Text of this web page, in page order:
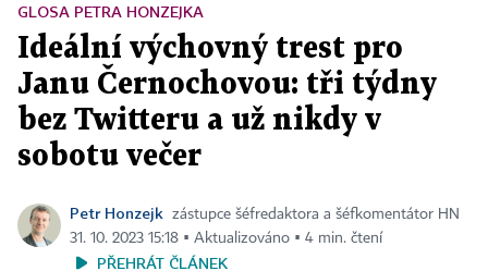
GLOSA PETRA HONZEJKA
Ideální výchovný trest pro
Janu Černochovou: tři týdny
bez Twitteru a už nikdy v
sobotu večer
Petr Honzejk
zástupce šéfredaktora a šéfkomentátor HN
31. 10. 2023 15:18 ▪ Aktualizováno ▪ 4 min. čtení
PŘEHRÁT ČLÁNEK